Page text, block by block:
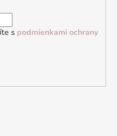
s podmienkami ochrany